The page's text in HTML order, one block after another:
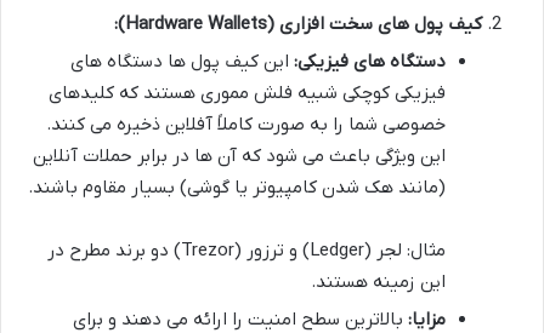
کیف پول های سخت افزاری (Hardware Wallets):
دستگاه های فیزیکی: این کیف پول ها دستگاه های
فیزیکی کوچکی شبیه فلش مموری هستند که کلیدهای
خصوصی شما را به صورت کاملاً آفلاین ذخیره می کنند.
این ویژگی باعث می شود که آن ها در برابر حملات آنلاین
(مانند هک شدن کامپیوتر یا گوشی) بسیار مقاوم باشند.
مثال: لجر (Ledger) و ترزور (Trezor) دو برند مطرح در
این زمینه هستند.
مزایا: بالاترین سطح امنیت را ارائه می دهند و برای